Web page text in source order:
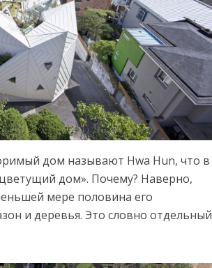
дом называют Hwa Hun, что в
дом». Почему? Наверно,
мере половина его
и деревья. Это словно отдельный